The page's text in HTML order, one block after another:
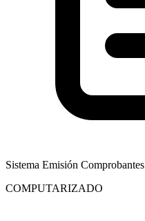
Sistema Emisión Comprobantes
COMPUTARIZADO